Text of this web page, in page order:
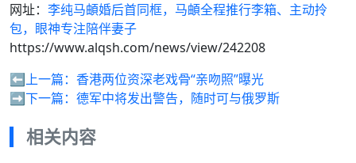
网址： 李纯马頔婚后首同框，马頔全程推行李箱、主动拎
包，眼神专注陪伴妻子
https://www.alqsh.com/news/view/242208
⬅️上一篇： 香港两位资深老戏骨“亲吻照”曝光
➡️下一篇： 德军中将发出警告，随时可与俄罗斯
相关内容